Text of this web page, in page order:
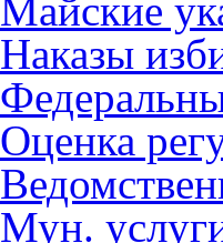
Майские
Наказы
Оценка
Мун.